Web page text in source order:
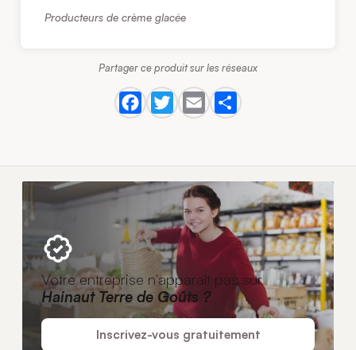
Producteurs de crème glacée
Partager ce produit sur les réseaux
Votre entreprise n'apparaît pas sur
Hainaut Terre de Goûts ?
Inscrivez-vous gratuitement